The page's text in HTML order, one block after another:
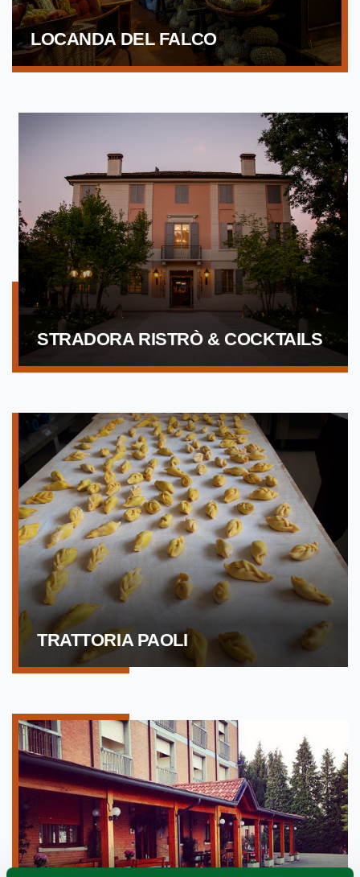
LOCANDA DEL FALCO
STRADORA RISTRÒ & COCKTAILS
TRATTORIA PAOLI